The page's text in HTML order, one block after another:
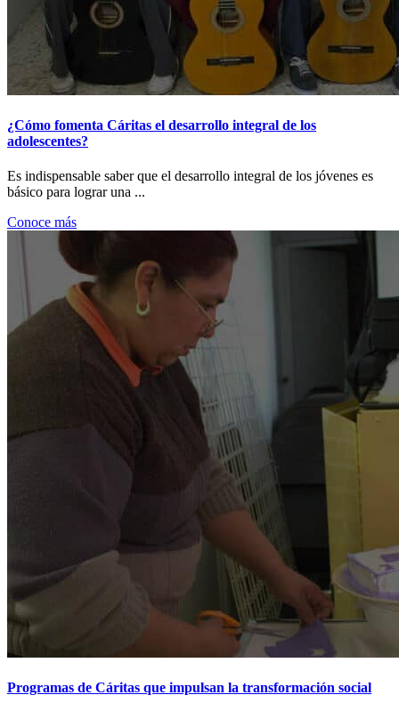
¿Cómo fomenta Cáritas el desarrollo integral de los
adolescentes?
Es indispensable saber que el desarrollo integral de los jóvenes es
básico para lograr una ...
Conoce más
Programas de Cáritas que impulsan la transformación social